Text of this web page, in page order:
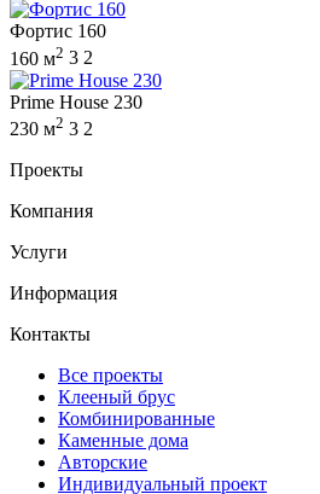
Фортис 160
160 м2 3 2
Prime House 230
230 м2 3 2
Проекты
Компания
Услуги
Информация
Контакты
Все проекты
Клееный брус
Комбинированные
Каменные дома
Авторские
Индивидуальный проект